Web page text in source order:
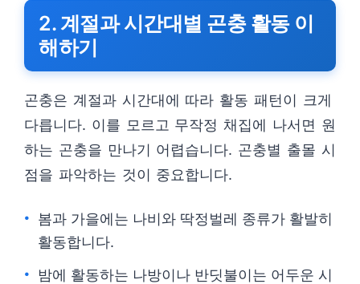
2. 계절과 시간대별 곤충 활동 이
해하기
곤충은 계절과 시간대에 따라 활동 패턴이 크게
다릅니다. 이를 모르고 무작정 채집에 나서면 원
하는 곤충을 만나기 어렵습니다. 곤충별 출몰 시
점을 파악하는 것이 중요합니다.
봄과 가을에는 나비와 딱정벌레 종류가 활발히
활동합니다.
밤에 활동하는 나방이나 반딧불이는 어두운 시